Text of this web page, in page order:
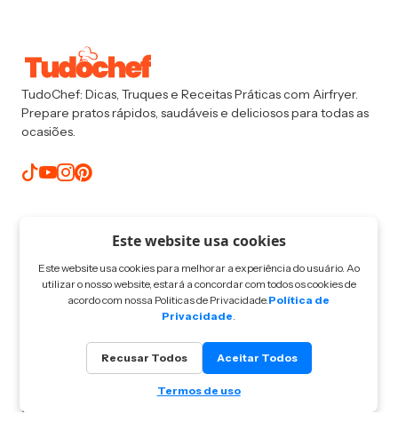
TudoChef: Dicas, Truques e Receitas Práticas com Airfryer.
Prepare pratos rápidos, saudáveis e deliciosos para todas as
ocasiões.
Saudáveis
Econômicas
Rápidas
Doces & Sobremesas
Datas Especiais
Mantenha-se informado
Conheça nosso canal no WhatsApp
Este website usa cookies
Este website usa cookies para melhorar a experiência do usuário. Ao
utilizar o nosso website, estará a concordar com todos os cookies de
acordo com nossa Politicas de Privacidade.Política de
Privacidade.
Recusar Todos Aceitar Todos
Termos de uso